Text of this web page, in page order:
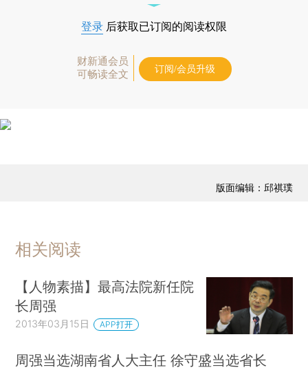
登录 后获取已订阅的阅读权限
财新通会员
可畅读全文
订阅/会员升级
版面编辑：邱祺璞
相关阅读
【人物素描】最高法院新任院
长周强
2013年03月15日 APP打开
周强当选湖南省人大主任 徐守盛当选省长